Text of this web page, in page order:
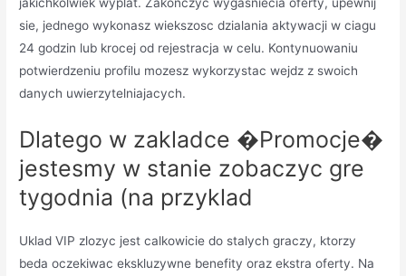
jakichkolwiek wyplat. Zakonczyc wygasniecia oferty, upewnij
sie, jednego wykonasz wiekszosc dzialania aktywacji w ciagu
24 godzin lub krocej od rejestracja w celu. Kontynuowaniu
potwierdzeniu profilu mozesz wykorzystac wejdz z swoich
danych uwierzytelniajacych.
Dlatego w zakladce �Promocje�
jestesmy w stanie zobaczyc gre
tygodnia (na przyklad
Uklad VIP zlozyc jest calkowicie do stalych graczy, ktorzy
beda oczekiwac ekskluzywne benefity oraz ekstra oferty. Na